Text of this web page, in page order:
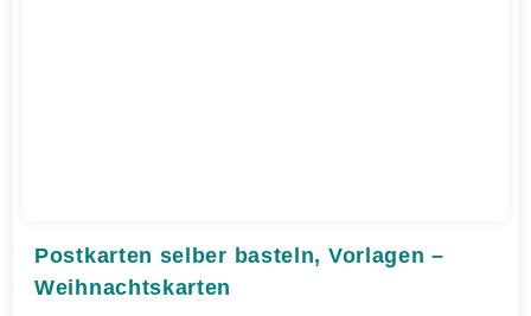
Postkarten selber basteln, Vorlagen –
Weihnachtskarten